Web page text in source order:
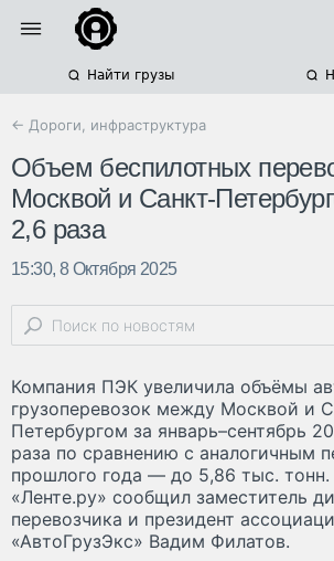
Найти грузы
← Дороги, инфраструктура
Объем беспилотных
Москвой и Санкт-
2,6 раза
15:30, 8 Октября 2025
Компания ПЭК увеличила объёмы
грузоперевозок между Москвой и
Петербургом за январь–сентябрь
раза по сравнению с аналогичным
прошлого года — до 5,86 тыс.
«Ленте.ру» сообщил заместитель
перевозчика и президент
«АвтоГрузЭкс» Вадим Филатов.